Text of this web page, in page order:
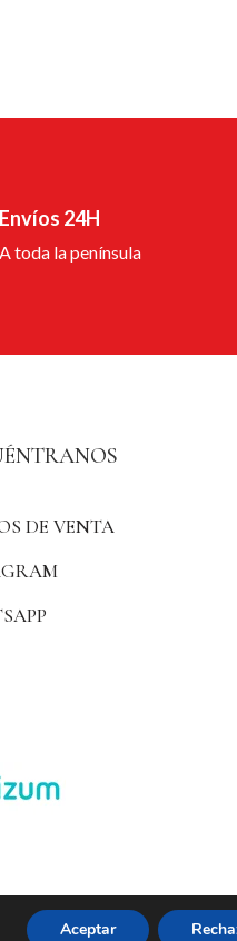
Envíos 24H
A toda la península
DE VENTA
Aceptar